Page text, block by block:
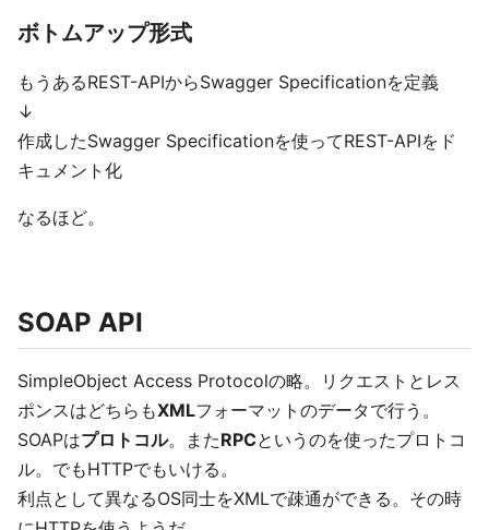
ボトムアップ形式
もうあるREST-APIからSwagger Specificationを定義
↓
作成したSwagger Specificationを使ってREST-APIをド
キュメント化
なるほど。
SOAP API
SimpleObject Access Protocolの略。リクエストとレス
ポンスはどちらもXMLフォーマットのデータで行う。
SOAPはプロトコル。またRPCというのを使ったプロトコ
ル。でもHTTPでもいける。
利点として異なるOS同士をXMLで疎通ができる。その時